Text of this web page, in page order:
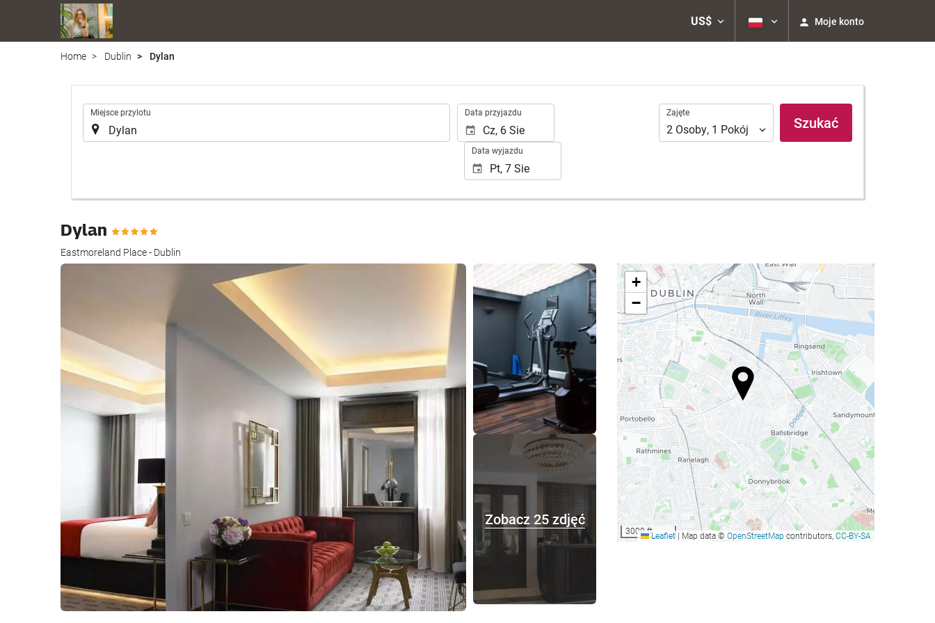
US$ Moje konto
Home Dublin Dylan
Miejsce przylotu Data przyjazdu
Data wyjazdu
Zajęte
Zajęte
2 Osoby, 1 Pokój Szukać
Dylan
Eastmoreland Place - Dublin
Zobacz 25 zdjęć
Zobacz 25 zdjęć
+
−
3000 ftLeaflet Map data © OpenStreetMap contributors, CC-BY-SA